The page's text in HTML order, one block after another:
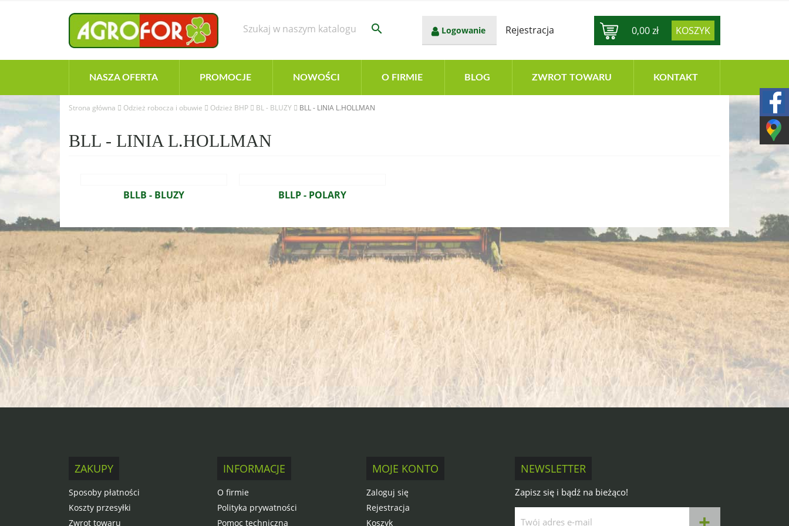
search Logowanie Rejestracja 0,00 zł KOSZYK
NASZA OFERTA PROMOCJE NOWOŚCI O FIRMIE BLOG ZWROT TOWARU KONTAKT
Strona główna Odzież robocza i obuwie Odzież BHP BL - BLUZY BLL - LINIA L.HOLLMAN
BLL - LINIA L.HOLLMAN
BLLB - BLUZY BLLP - POLARY
ZAKUPY
Sposoby płatności
Koszty przesyłki
Zwrot towaru
INFORMACJE
O firmie
Polityka prywatności
Pomoc techniczna
MOJE KONTO
Zaloguj się
Rejestracja
Koszyk
NEWSLETTER
Zapisz się i bądź na bieżąco!